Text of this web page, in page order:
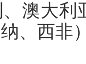
、澳大
、西非